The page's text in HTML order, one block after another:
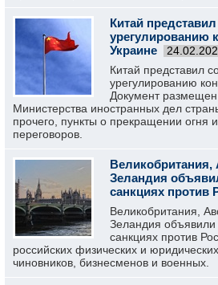
Китай
урегулированию
Украине
Китай представил
урегулированию
Документ
Министерства иностранных дел
прочего, пункты о прекращении огня
переговоров.
Великобритания,
Зеландия
санкциях против
Великобритания,
Зеландия
санкциях против
российских физических и
чиновников, бизнесменов и военных.